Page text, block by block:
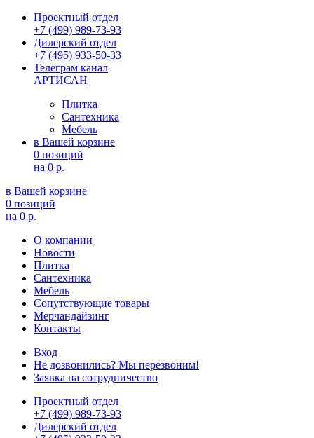
Проектный отдел
+7 (499) 989-73-93
Дилерский отдел
+7 (495) 933-50-33
Телеграм канал
АРТИСАН
Плитка
Сантехника
Мебель
в Вашей корзине
0 позиций
на 0 р.
в Вашей корзине
0 позиций
на 0 р.
О компании
Новости
Плитка
Сантехника
Мебель
Сопутствующие товары
Мерчандайзинг
Контакты
Вход
Не дозвонились? Мы перезвоним!
Заявка на сотрудничество
Проектный отдел
+7 (499) 989-73-93
Дилерский отдел